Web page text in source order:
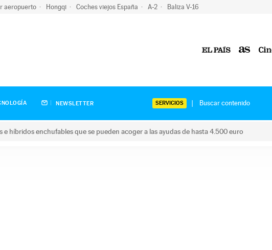
aeropuerto Hongqi Coches viejos España A-2 Baliza V-16
NEWSLETTER SERVICIOS
híbridos enchufables que se pueden acoger a las ayudas de hasta 4.500 euro